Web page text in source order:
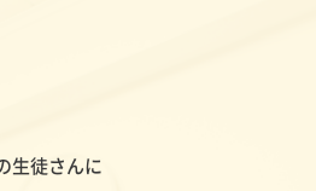
生徒さんに